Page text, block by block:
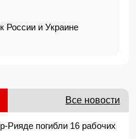
России и Украине
Все новости
Рияде погибли 16 рабочих